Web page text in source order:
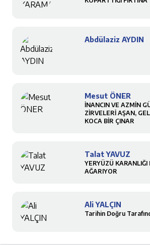
Abdülaziz AYDIN
Mesut ÖNER
İNANCIN VE AZMİN
ZİRVELERİ AŞAN,
KOCA BİR ÇINAR
Talat YAVUZ
YERYÜZÜ KARANLIĞI
AĞARIYOR
Ali YALÇIN
Tarihin Doğru